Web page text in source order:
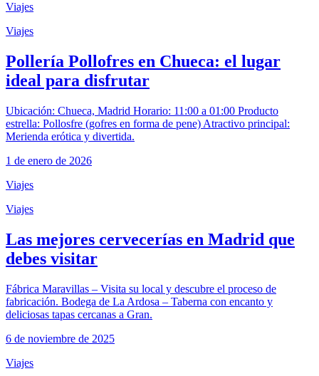
Viajes
Viajes
Pollería Pollofres en Chueca: el lugar
ideal para disfrutar
Ubicación: Chueca, Madrid Horario: 11:00 a 01:00 Producto
estrella: Pollosfre (gofres en forma de pene) Atractivo principal:
Merienda erótica y divertida.
1 de enero de 2026
Viajes
Viajes
Las mejores cervecerías en Madrid que
debes visitar
Fábrica Maravillas – Visita su local y descubre el proceso de
fabricación. Bodega de La Ardosa – Taberna con encanto y
deliciosas tapas cercanas a Gran.
6 de noviembre de 2025
Viajes